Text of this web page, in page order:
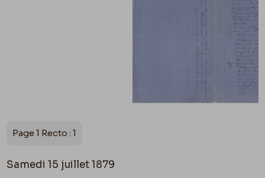
Belgique, Bruxelles, Archives et Musée de la
Page 1 Recto : 1
Samedi 15 juillet 1879